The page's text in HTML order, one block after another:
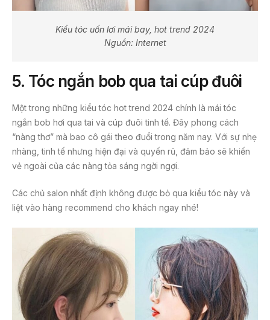
Kiểu tóc uốn lơi mái bay, hot trend 2024
Nguồn: Internet
5. Tóc ngắn bob qua tai cúp đuôi
Một trong những kiểu tóc hot trend 2024 chính là mái tóc
ngắn bob hơi qua tai và cúp đuôi tinh tế. Đây phong cách
“nàng thơ” mà bao cô gái theo đuổi trong năm nay. Với sự nhẹ
nhàng, tinh tế nhưng hiện đại và quyến rũ, đảm bảo sẽ khiến
vẻ ngoài của các nàng tỏa sáng ngời ngợi.
Các chủ salon nhất định không được bỏ qua kiểu tóc này và
liệt vào hàng recommend cho khách ngay nhé!